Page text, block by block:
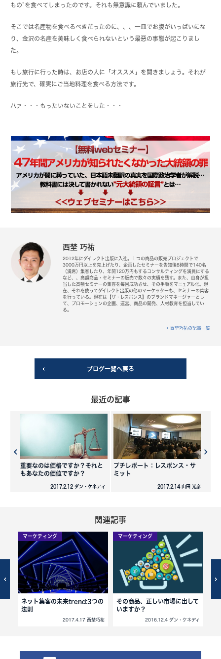
もの”を食べてしまったのです。それも無意識に頼んでいました。
そこでは名産物を食べるべきだったのに、、、一皿でお腹がいっぱいにな
り、金沢の名産を美味しく食べられないという最悪の事態が起こりまし
た。
もし旅行に行った時は、お店の人に「オススメ」を聞きましょう。それが
旅行先で、確実にご当地料理を食べる方法です。
ハァ・・・もったいないことをした・・・
西埜 巧祐
2012年にダイレクト出版に入社。１つの商品の販売プロジェクトで
3000万円以上を売上げたり、企画したセミナーを告知後8時間で140名
（満席）集客したり、年間120万円もするコンサルティングを満員にする
など、、高額商品・セミナーの販売で数々の実績を残す。また、自身が担
当した高額セミナーの集客を毎回成功させ、その手順をマニュアル化。現
在、それを使ってダイレクト出版の他のマーケッターも、セミナーの集客
を行っている。現在は【ザ・レスポンス】のブランドマネージャーとし
て、プロモーションの企画、運営、商品の開発、人材教育を担当してい
る。
西埜巧祐の記事一覧
ブログ一覧へ戻る
最近の記事
重要なのは価格ですか？それと
もあなたの価値ですか？
2017.2.12 ダン・ケネディ
プチレポート：レスポンス・サ
ミット
2017.2.14 山田 光彦
関連記事
マーケティング
ネット集客の未来trend:3つの
法則
2017.4.17 西埜巧祐
マーケティング
その商品、正しい市場に出して
いますか？
2016.12.4 ダン・ケネディ